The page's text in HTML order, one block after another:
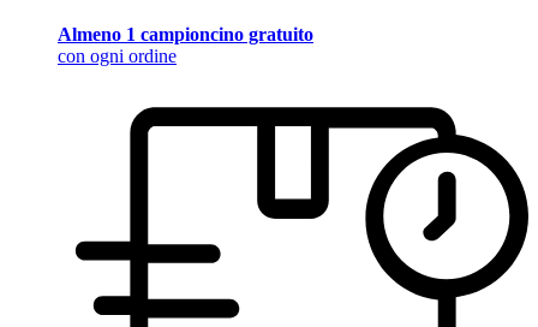
Almeno 1 campioncino gratuito
con ogni ordine